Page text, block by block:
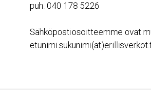
puh. 040 178 5226
Sähköpostiosoitteemme ovat